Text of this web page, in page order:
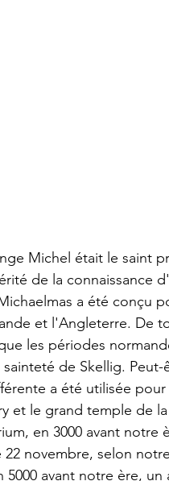
Michel était le saint
de la connaissance
a été conçu
et l'Angleterre. De
les périodes
de Skellig.
a été utilisée
et le grand temple de
en 3000 avant notre
novembre, selon
5000 avant notre ère,